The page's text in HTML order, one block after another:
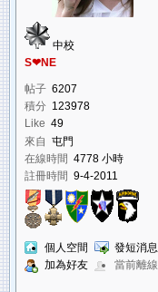
中校
S❤NE
帖子 6207
積分 123978
Like 49
來自 屯門
在線時間 4778 小時
註冊時間 9-4-2011
個人空間
發短消息
加為好友
當前離線